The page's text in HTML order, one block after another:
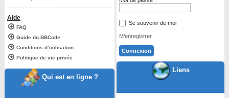
Aide
FAQ
Guide du BBCode
Conditions d’utilisation
Politique de vie privée
Qui est en ligne ?
Se souvenir de moi
M’enregistrer
Liens